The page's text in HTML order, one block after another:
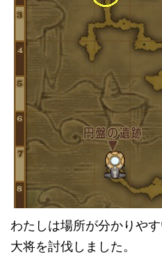
わたしは場所が分かりや
大将を討伐しました。